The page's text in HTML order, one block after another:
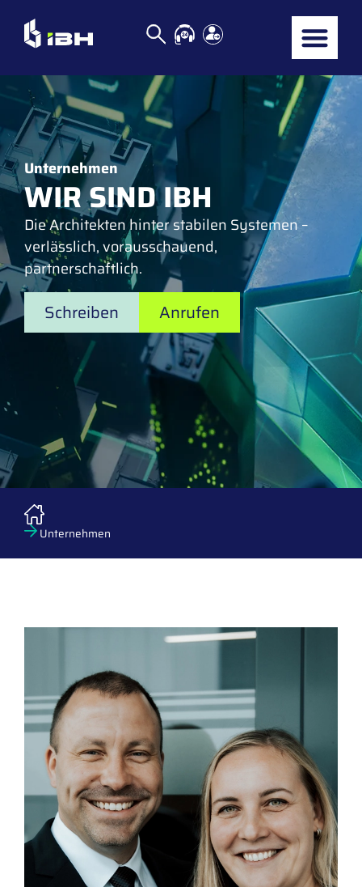
Unternehmen
WIR SIND IBH
Die Architekten hinter stabilen Systemen –
verlässlich, vorausschauend,
partnerschaftlich.
Schreiben Anrufen
Unternehmen